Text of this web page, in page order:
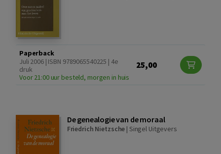
Paperback
Juli 2006 | ISBN 9789065540225 | 4e
druk
Voor 21:00 uur besteld, morgen in huis
25,00
De genealogie van de moraal
Friedrich Nietzsche | Singel Uitgevers